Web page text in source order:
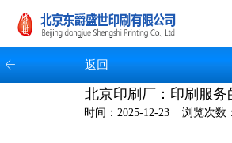
返回
北京印刷厂：印刷服务
时间：2025-12-23 浏览次数